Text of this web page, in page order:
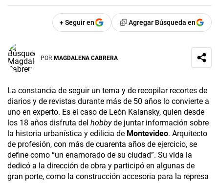
+ Seguir en Agregar Búsqueda en
POR MAGDALENA CABRERA
La constancia de seguir un tema y de recopilar recortes de
diarios y de revistas durante más de 50 años lo convierte a
uno en experto. Es el caso de León Kalansky, quien desde
los 18 años disfruta del hobbyde juntar información sobre
la historia urbanística y edilicia de Montevideo. Arquitecto
de profesión, con más de cuarenta años de ejercicio, se
define como “un enamorado de su ciudad”. Su vida la
dedicó a la dirección de obra y participó en algunas de
gran porte, como la construcción accesoria para la represa